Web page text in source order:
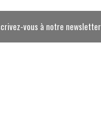
vous à notre newsletter